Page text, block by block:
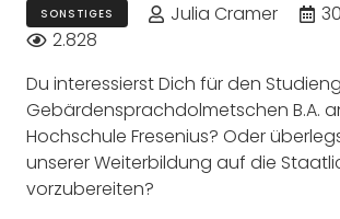
SONSTIGES Julia Cramer
2.828
Du interessierst Dich für den
Gebärdensprachdolmetschen B.A.
Hochschule Fresenius? Oder
unserer Weiterbildung auf die
vorzubereiten?